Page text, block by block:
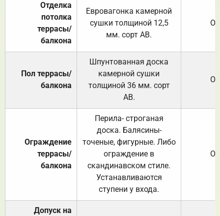
Отделка
потолка
террасы/
балкона
Евровагонка камерной
сушки толщиной 12,5
мм. сорт АВ.
Пол террасы/
балкона
Шпунтованная доска
камерной сушки
толщиной 36 мм. сорт
АВ.
Ограждение
террасы/
балкона
Перила- строганая
доска. Балясины-
точеные, фигурные. Либо
ограждение в
скандинавском стиле.
Устанавливаются
ступени у входа.
Допуск на